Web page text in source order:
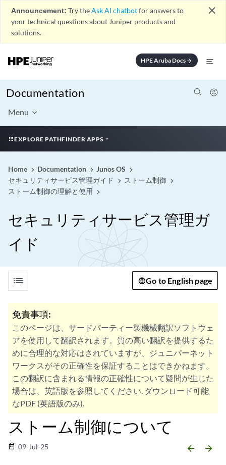
Announcement: Try theAsk AI chatbotfor answers to
your technical questions about Juniper products and
solutions.
close
HPE Aruba Docsarrow_forward
Documentation
Menu
EXPLORE PATHFINDER APPS
Home Documentation
Junos OS
セキュリティサービス管理ガイド
ストーム制御
ストーム制御の理解と使用
セキュリティサービス管理ガ
イド
list Go to English page
免責事項:
このページは、サードパーティー製機械翻訳ソフトウェ
アを使用して翻訳されます。質の高い翻訳を提供するた
めに合理的な対応はされていますが、ジュニパーネット
ワークスがその正確性を保証することはできかねます。
この翻訳に含まれる情報の正確性について疑問が生じた
場合は、英語版を参照してください. ダウンロード可能
なPDF (英語版のみ).
ストーム制御について
date_range 09-Jul-25 arrow_backward arrow_forward